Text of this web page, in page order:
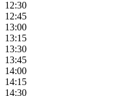
12:30
12:45
13:00
13:15
13:30
13:45
14:00
14:15
14:30